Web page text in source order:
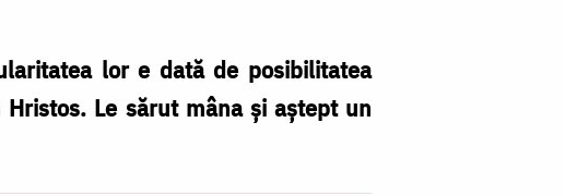
lor e dată de posibilitatea
Le sărut mâna și aștept un